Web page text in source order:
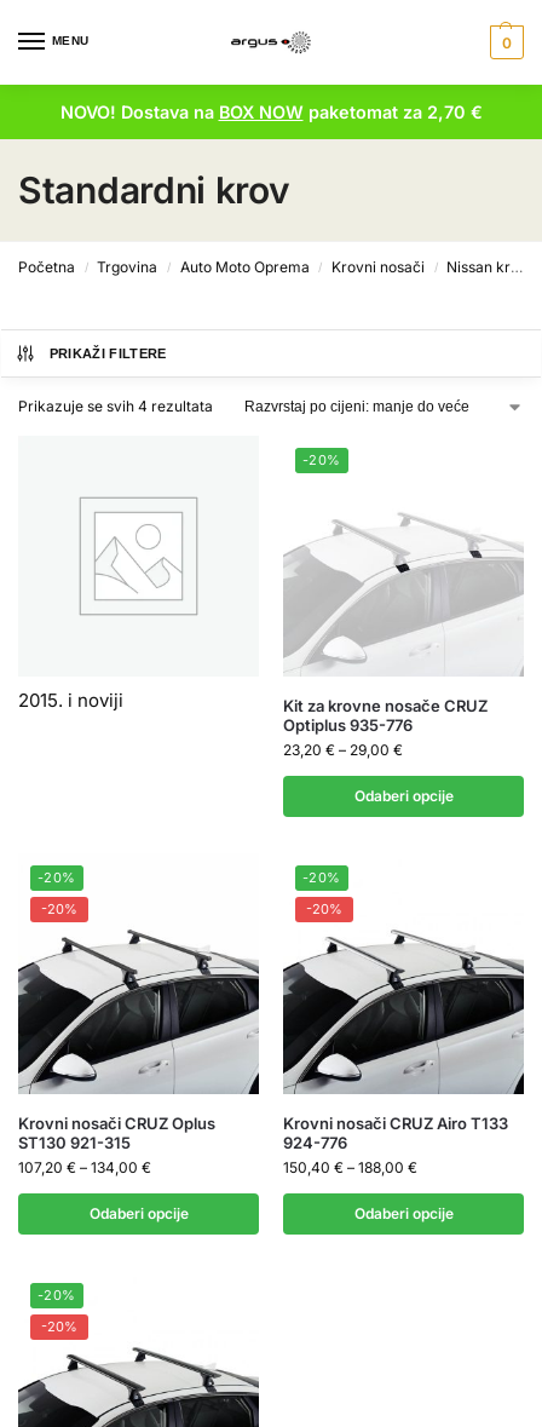
MENU 0
NOVO! Dostava na BOX NOWpaketomat za 2,70 €
Standardni krov
Početna / Trgovina / Auto Moto Oprema / Krovni nosači / Nissan krovni nosači
PRIKAŽI FILTERE
Prikazuje se svih 4 rezultata
2015. i noviji
-20%
Kit za krovne nosače CRUZ
Optiplus 935-776
23,20 € – 29,00 €
Odaberi opcije
-20%
-20%
Krovni nosači CRUZ Oplus
ST130 921-315
107,20 € – 134,00 €
Odaberi opcije
-20%
-20%
Krovni nosači CRUZ Airo T133
924-776
150,40 € – 188,00 €
Odaberi opcije
-20%
-20%